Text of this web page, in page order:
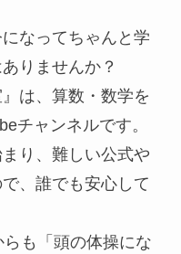
なってちゃんと学
りませんか？
は、算数・数学を
チャンネルです。
り、難しい公式や
、誰でも安心して
も「頭の体操にな